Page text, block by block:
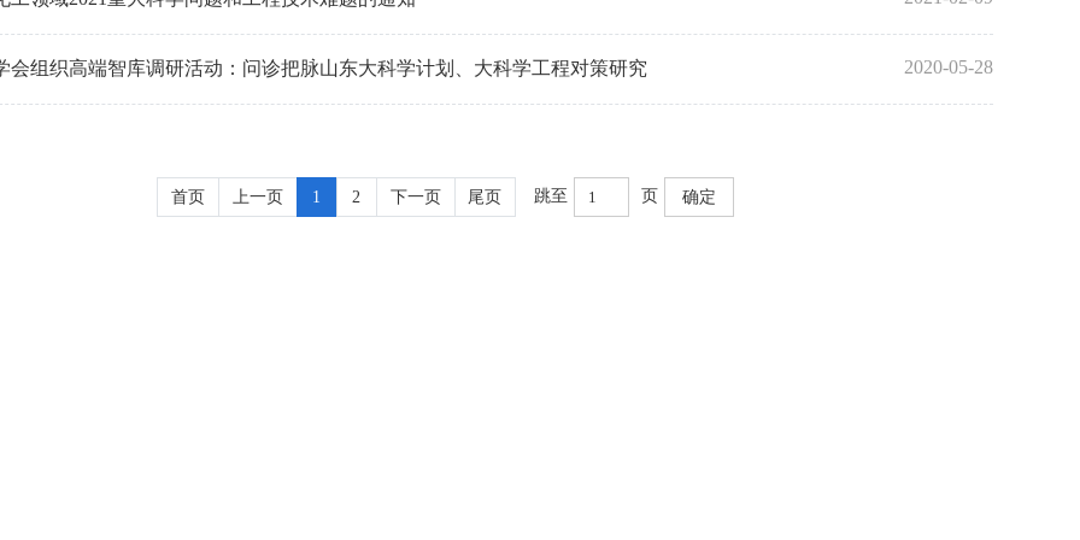
会组织高端智库调研活动：问诊把脉山东大科学计划、大科学工程对策研究 2020-05-28
首页 上一页 1 2 下一页 尾页 跳至 页 确定